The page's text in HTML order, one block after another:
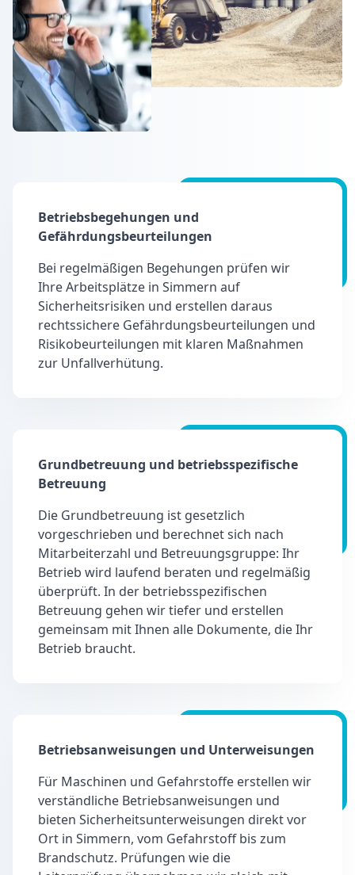
Betriebsbegehungen und
Gefährdungsbeurteilungen
Bei regelmäßigen Begehungen prüfen wir
Ihre Arbeitsplätze in Simmern auf
Sicherheitsrisiken und erstellen daraus
rechtssichere Gefährdungsbeurteilungen und
Risikobeurteilungen mit klaren Maßnahmen
zur Unfallverhütung.
Grundbetreuung und betriebsspezifische
Betreuung
Die Grundbetreuung ist gesetzlich
vorgeschrieben und berechnet sich nach
Mitarbeiterzahl und Betreuungsgruppe: Ihr
Betrieb wird laufend beraten und regelmäßig
überprüft. In der betriebsspezifischen
Betreuung gehen wir tiefer und erstellen
gemeinsam mit Ihnen alle Dokumente, die Ihr
Betrieb braucht.
Betriebsanweisungen und Unterweisungen
Für Maschinen und Gefahrstoffe erstellen wir
verständliche Betriebsanweisungen und
bieten Sicherheitsunterweisungen direkt vor
Ort in Simmern, vom Gefahrstoff bis zum
Brandschutz. Prüfungen wie die